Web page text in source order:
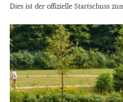
Dies ist der offizielle Startschuss